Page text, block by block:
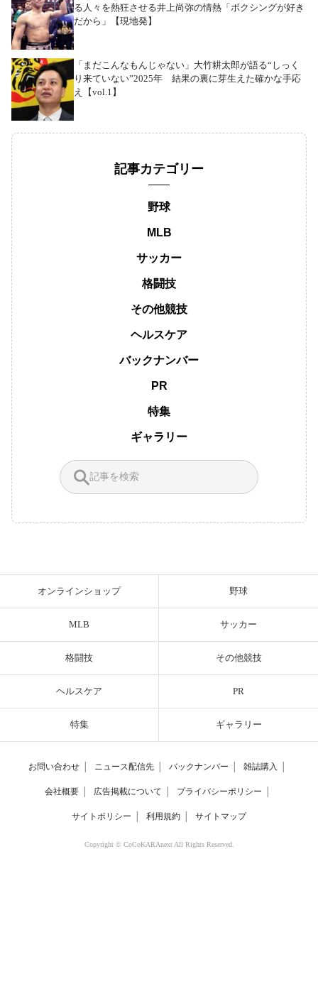
る人々を熱狂させる井上尚弥の情熱「ボクシングが好き
だから」【現地発】
「まだこんなもんじゃない」大竹耕太郎が語る“しっく
り来ていない”2025年 結果の裏に芽生えた確かな手応
え【vol.1】
記事カテゴリー
野球
MLB
サッカー
格闘技
その他競技
ヘルスケア
バックナンバー
PR
特集
ギャラリー
オンラインショップ 野球
MLB サッカー
格闘技 その他競技
ヘルスケア PR
特集 ギャラリー
お問い合わせ ニュース配信先 バックナンバー 雑誌購入
会社概要 広告掲載について プライバシーポリシー
サイトポリシー 利用規約 サイトマップ
Copyright © CoCoKARAnext All Rights Reserved.